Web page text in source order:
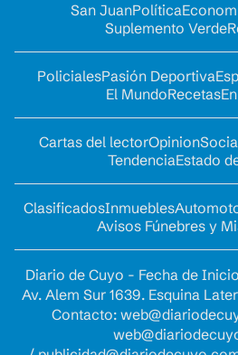
San JuanPolítica
Suplemento Verde
PolicialesPasión Deportiva
El MundoRecetas
Cartas del lectorOpinion
TendenciaEstado
ClasificadosInmuebles
Avisos Fúnebres y
Diario de Cuyo - Fecha de
Av. Alem Sur 1639. Esquina
Contacto: